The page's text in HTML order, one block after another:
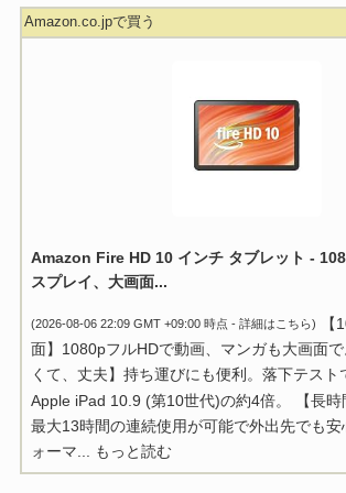
Amazon.co.jpで買う
Amazon Fire HD 10 インチ タブレット -
スプレイ、大画面...
(2026-08-06 22:09 GMT +09:00 時点 - 詳細はこちら)
面】1080pフルHDで動画、マンガも大画面
くて、丈夫】持ち運びにも便利。落下テスト
Apple iPad 10.9 (第10世代)の約4倍。 【長時
最大13時間の連続使用が可能で外出先でも安
ォーマ...
もっと読む